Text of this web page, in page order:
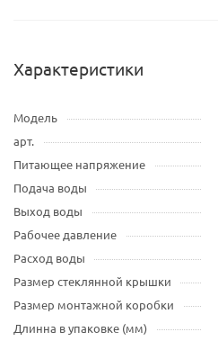
Характеристики
Модель
арт.
Питающее напряжение
Подача воды
Выход воды
Рабочее давление
Расход воды
Размер стеклянной крышки
Размер монтажной коробки
Длинна в упаковке (мм)